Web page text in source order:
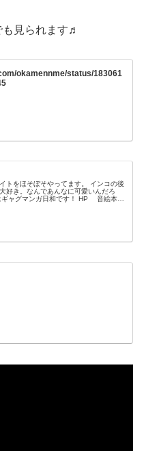
も見られます♬
okamennme/status/183061
トをほそぼそやってます。 インコの後
好き。なんであんなに可愛いんだろ
ャグマンガ日和です！ HP 音絵本は